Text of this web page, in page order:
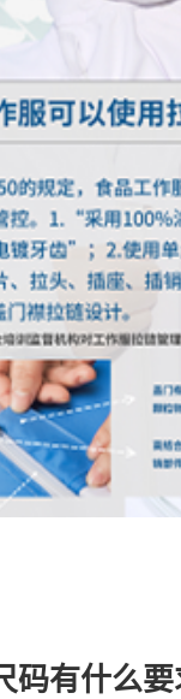
码有什么